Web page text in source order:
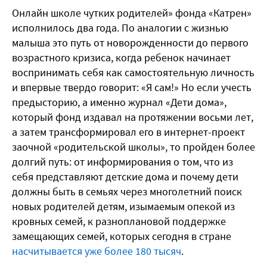
Онлайн школе чутких родителей» фонда «Катрен»
исполнилось два года. По аналогии с жизнью
малыша это путь от новорожденности до первого
возрастного кризиса, когда ребенок начинает
воспринимать себя как самостоятельную личность
и впервые твердо говорит: «Я сам!» Но если учесть
предысторию, а именно журнал «Дети дома»,
который фонд издавал на протяжении восьми лет,
а затем трансформировал его в интернет-проект
заочной «родительской школы», то пройден более
долгий путь: от информирования о том, что из
себя представляют детские дома и почему дети
должны быть в семьях через многолетний поиск
новых родителей детям, изымаемым опекой из
кровных семей, к разноплановой поддержке
замещающих семей, которых сегодня в стране
насчитывается уже более 180 тысяч.